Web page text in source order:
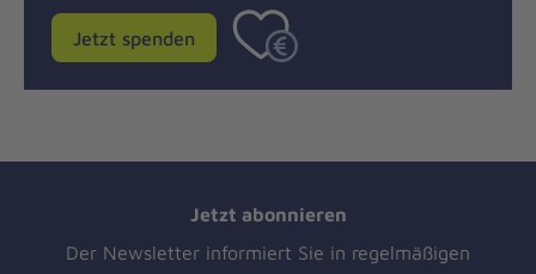
Jetzt spenden
Jetzt abonnieren
Der Newsletter informiert Sie in regelmäßigen